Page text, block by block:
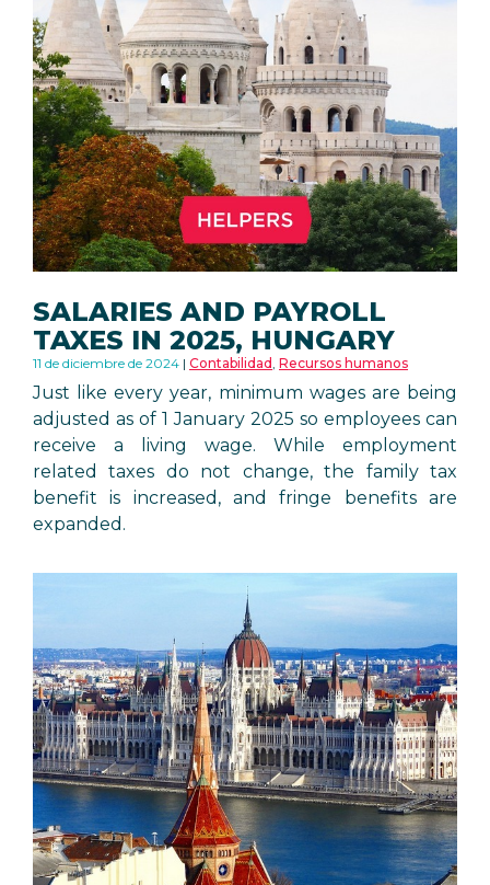
SALARIES AND PAYROLL
TAXES IN 2025, HUNGARY
11 de diciembre de 2024 Contabilidad, Recursos humanos
Just like every year, minimum wages are being
adjusted as of 1 January 2025 so employees can
receive a living wage. While employment
related taxes do not change, the family tax
benefit is increased, and fringe benefits are
expanded.